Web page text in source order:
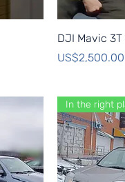
DJI Mavic
Price
US$2,500.00
In the right